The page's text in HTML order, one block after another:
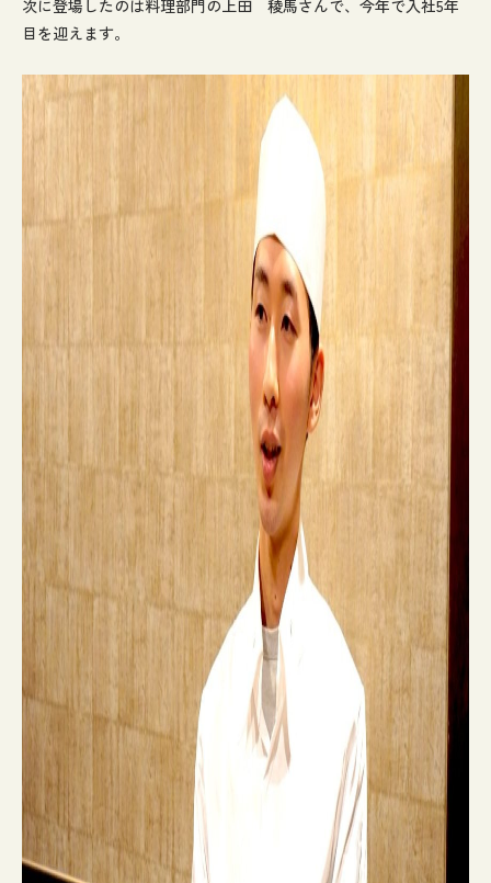
次に登場したのは料理部門の上田 稜馬さんで、今年で入社5年
目を迎えます。